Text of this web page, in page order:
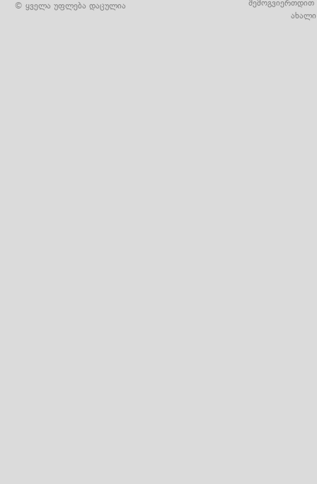
© ყველა უფლება დაცულია
შემოგვიერთდით
ახალი